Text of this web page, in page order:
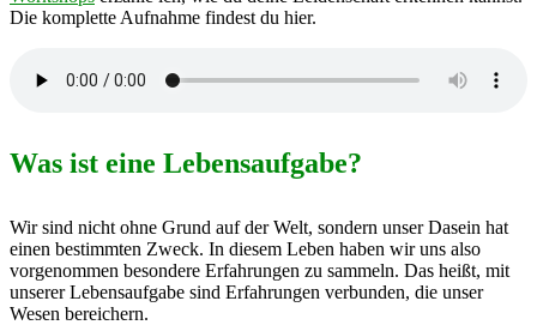
Die komplette Aufnahme findest du hier.
Was ist eine Lebensaufgabe?
Wir sind nicht ohne Grund auf der Welt, sondern unser Dasein hat
einen bestimmten Zweck. In diesem Leben haben wir uns also
vorgenommen besondere Erfahrungen zu sammeln. Das heißt, mit
unserer Lebensaufgabe sind Erfahrungen verbunden, die unser
Wesen bereichern.